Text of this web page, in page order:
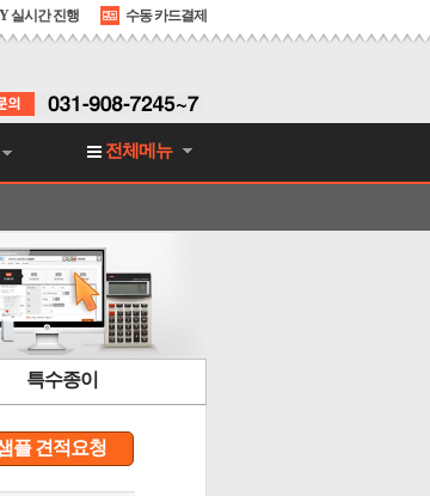
실시간 진행 수동 카드결제
전체메뉴
특수종이
플 견적요청